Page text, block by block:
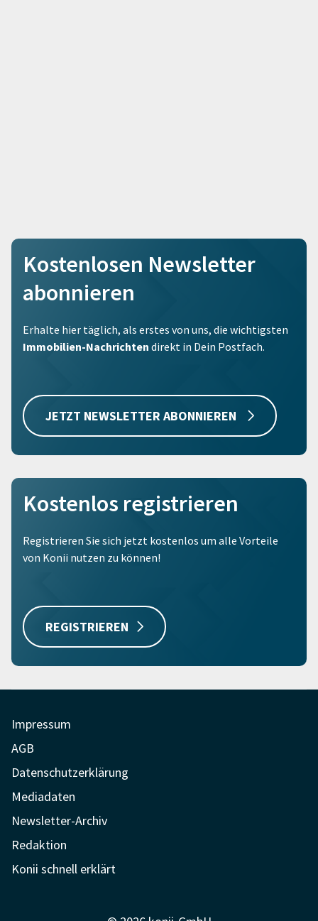
Kostenlosen Newsletter
abonnieren
Erhalte hier täglich, als erstes von uns, die wichtigsten
Immobilien-Nachrichten direkt in Dein Postfach.
JETZT NEWSLETTER ABONNIEREN
Kostenlos registrieren
Registrieren Sie sich jetzt kostenlos um alle Vorteile
von Konii nutzen zu können!
REGISTRIEREN
Impressum
AGB
Datenschutzerklärung
Mediadaten
Newsletter-Archiv
Redaktion
Konii schnell erklärt